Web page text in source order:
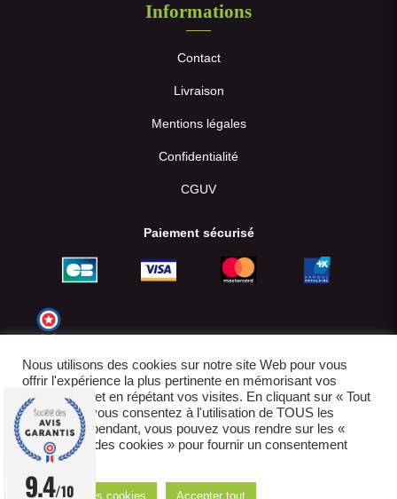
Informations
Contact
Livraison
Mentions légales
Confidentialité
CGUV
Paiement sécurisé
Nous utilisons des cookies sur notre site Web pour vous
offrir l'expérience la plus pertinente en mémorisant vos
préférences et en répétant vos visites. En cliquant sur « Tout
accepter », vous consentez à l'utilisation de TOUS les
cookies. Cependant, vous pouvez vous rendre sur les «
Paramètres des cookies » pour fournir un consentement
contrôlé.
Réglages des cookies Accepter tout
9.4/10